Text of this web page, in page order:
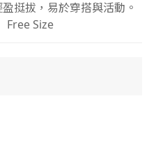
挺拔，易於穿搭與活動。
Free Size